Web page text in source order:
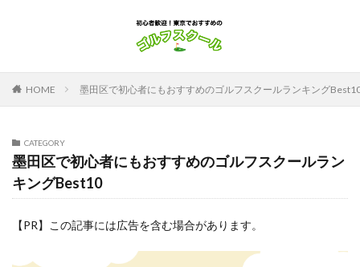
HOME 墨田区で初心者にもおすすめのゴルフスクールランキング
CATEGORY
墨田区で初心者にもおすすめのゴルフスクールラン
キングBest10
【PR】この記事には広告を含む場合があります。